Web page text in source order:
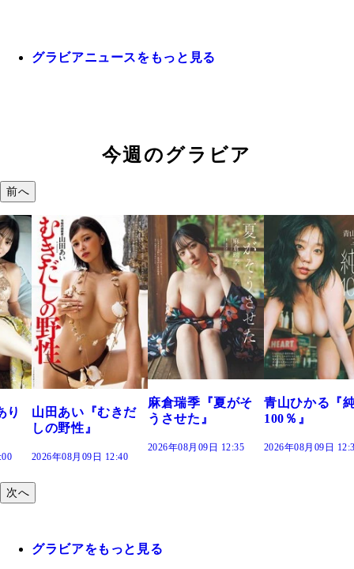
グラビアニュースをもっと見る
今週のグラビア
前へ
だ
麻倉瑞季『夏がそ
うさせた』
青山ひかる『純度
100％』
2026年08月09日 12:30
溝端 葵『もう
つの、あおい
で。』
2026年08月09日
次へ
グラビアをもっと見る